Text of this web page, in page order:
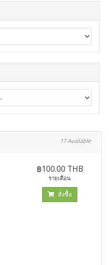
17 Available
฿100.00 THB
รายเดือน
สั่งซื้อ